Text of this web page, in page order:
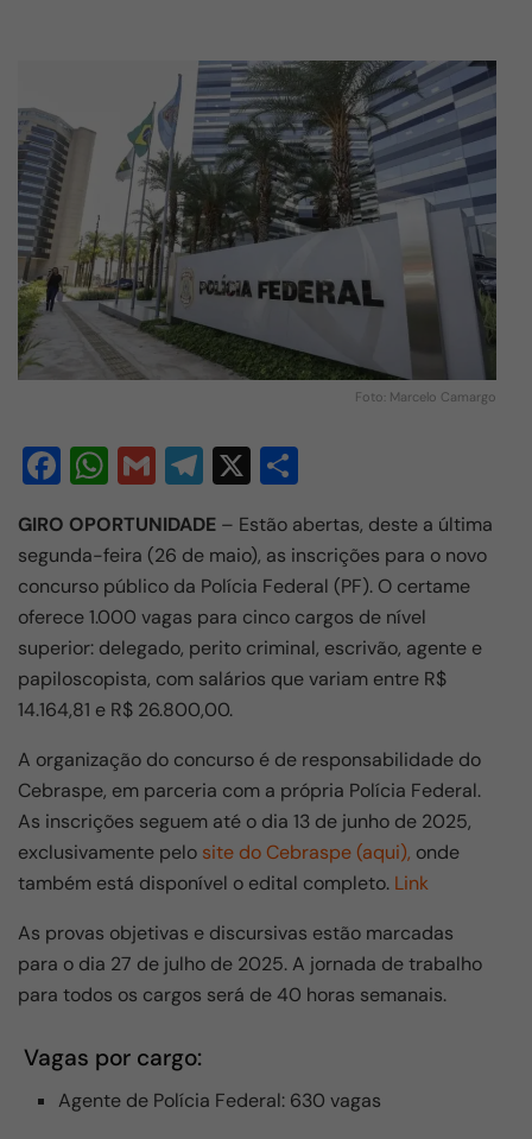
Foto: Marcelo Camargo
F
a
c
e
b
o
o
k
W
at
s
A
p
p
G
ail
T
e
gr
a
m
X
h
ar
e
GIRO OPORTUNIDADE – Estão abertas, deste a última
segunda-feira (26 de maio), as inscrições para o novo
concurso público da Polícia Federal (PF). O certame
oferece 1.000 vagas para cinco cargos de nível
superior: delegado, perito criminal, escrivão, agente e
papiloscopista, com salários que variam entre R$
14.164,81 e R$ 26.800,00.
A organização do concurso é de responsabilidade do
Cebraspe, em parceria com a própria Polícia Federal.
As inscrições seguem até o dia 13 de junho de 2025,
exclusivamente pelo site do Cebraspe (aqui), onde
também está disponível o edital completo. Link
As provas objetivas e discursivas estão marcadas
para o dia 27 de julho de 2025. A jornada de trabalho
para todos os cargos será de 40 horas semanais.
Vagas por cargo:
Agente de Polícia Federal: 630 vagas